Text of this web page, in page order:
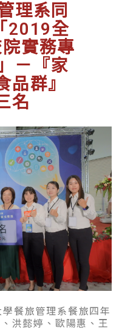
理系同
2019全
實務專
－『家
品群』
名
餐旅管理系餐旅四年
洪懿婷、歐陽惠、王